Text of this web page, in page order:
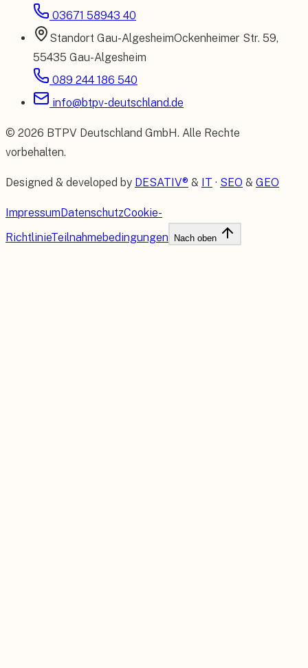
03671 58943 40
Standort Gau-AlgesheimOckenheimer Str. 59,
55435 Gau-Algesheim
089 244 186 540
info@btpv-deutschland.de
© 2026 BTPV Deutschland GmbH. Alle Rechte
vorbehalten.
Designed & developed by DESATIV® & IT · SEO & GEO
ImpressumDatenschutzCookie-
RichtlinieTeilnahmebedingungen Nach oben